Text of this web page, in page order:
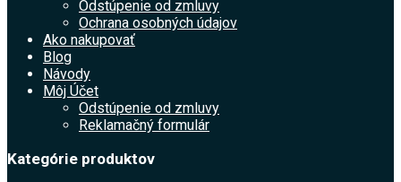
Odstúpenie od zmluvy
Ochrana osobných údajov
Ako nakupovať
Blog
Návody
Môj Účet
Odstúpenie od zmluvy
Reklamačný formulár
Kategórie produktov